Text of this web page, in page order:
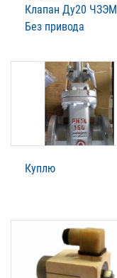
Клапан Ду20 ЧЗЭМ
Без привода
Куплю